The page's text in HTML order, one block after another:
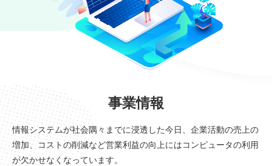
事業情報
情報システムが社会隅々までに浸透した今日、企業活動の売上の
増加、コストの削減など営業利益の向上にはコンピュータの利用
が欠かせなくなっています。